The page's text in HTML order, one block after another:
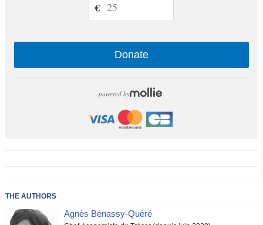
€
Donate
powered by
THE AUTHORS
Agnès Bénassy-Quéré